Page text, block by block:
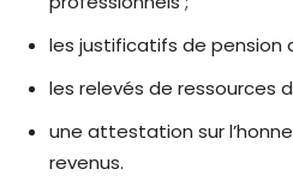
les justificatifs de pension
les relevés de ressources
une attestation sur
revenus.